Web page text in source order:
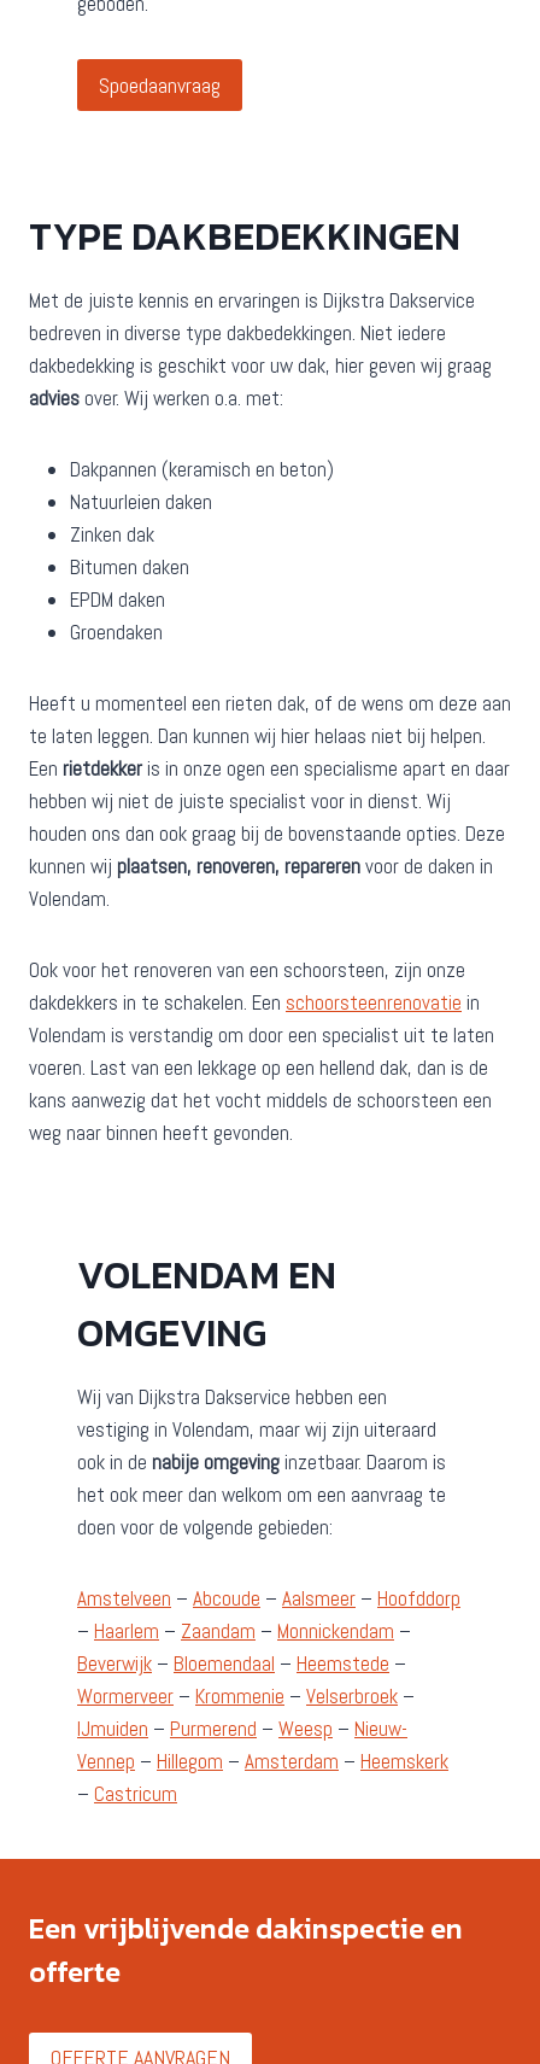
Spoedaanvraag
TYPE DAKBEDEKKINGEN
Met de juiste kennis en ervaringen is Dijkstra Dakservice
bedreven in diverse type dakbedekkingen. Niet iedere
dakbedekking is geschikt voor uw dak, hier geven wij graag
advies over. Wij werken o.a. met:
Dakpannen (keramisch en beton)
Natuurleien daken
Zinken dak
Bitumen daken
EPDM daken
Groendaken
Heeft u momenteel een rieten dak, of de wens om deze aan
te laten leggen. Dan kunnen wij hier helaas niet bij helpen.
Een rietdekker is in onze ogen een specialisme apart en daar
hebben wij niet de juiste specialist voor in dienst. Wij
houden ons dan ook graag bij de bovenstaande opties. Deze
kunnen wij plaatsen, renoveren, reparerenvoor de daken in
Volendam.
Ook voor het renoveren van een schoorsteen, zijn onze
dakdekkers in te schakelen. Een schoorsteenrenovatie in
Volendam is verstandig om door een specialist uit te laten
voeren. Last van een lekkage op een hellend dak, dan is de
kans aanwezig dat het vocht middels de schoorsteen een
weg naar binnen heeft gevonden.
VOLENDAM EN
OMGEVING
Wij van Dijkstra Dakservice hebben een
vestiging in Volendam, maar wij zijn uiteraard
ook in de nabije omgeving inzetbaar. Daarom is
het ook meer dan welkom om een aanvraag te
doen voor de volgende gebieden:
Amstelveen – Abcoude – Aalsmeer – Hoofddorp
– Haarlem – Zaandam – Monnickendam –
Beverwijk – Bloemendaal – Heemstede –
Wormerveer – Krommenie – Velserbroek –
IJmuiden – Purmerend – Weesp – Nieuw-
Vennep – Hillegom – Amsterdam – Heemskerk
– Castricum
Een vrijblijvende dakinspectie en
offerte
OFFERTE AANVRAGEN